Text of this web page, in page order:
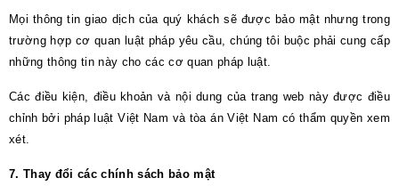
Mọi thông tin giao dịch của quý khách sẽ được bảo mật nhưng trong
trường hợp cơ quan luật pháp yêu cầu, chúng tôi buộc phải cung cấp
những thông tin này cho các cơ quan pháp luật.
Các điều kiện, điều khoản và nội dung của trang web này được điều
chỉnh bởi pháp luật Việt Nam và tòa án Việt Nam có thẩm quyền xem
xét.
7. Thay đổi các chính sách bảo mật